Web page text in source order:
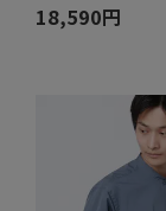
18,590円